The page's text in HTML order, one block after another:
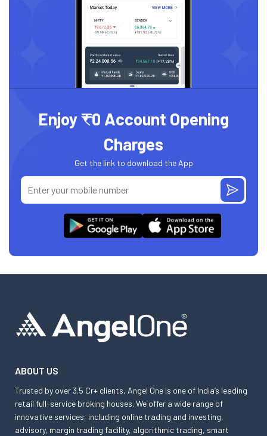
Enjoy ₹0 Account Opening
Charges
Get the link to download the App
ABOUT US
Trusted by over 3.5 Cr+ clients, Angel One is one of India’s leading
retail full-service broking houses. We offer a wide range of
innovative services, including online trading and investing,
advisory, margin trading facility, algorithmic trading, smart